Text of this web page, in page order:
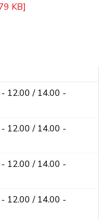
KB]
12.00 / 14.00 -
12.00 / 14.00 -
12.00 / 14.00 -
12.00 / 14.00 -